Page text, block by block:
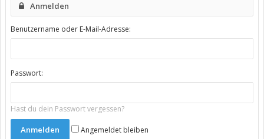
Anmelden
Benutzername oder E-Mail-Adresse:
Passwort:
Hast du dein Passwort vergessen?
Angemeldet bleiben